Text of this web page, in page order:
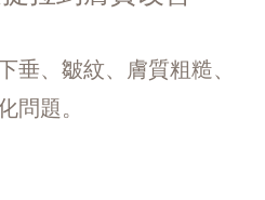
垂、皺紋、膚質粗糙、
問題。